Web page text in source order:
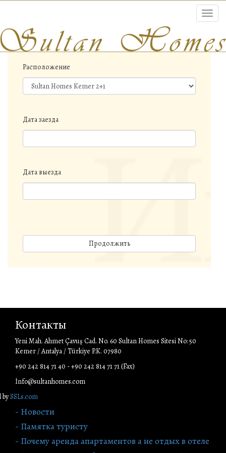
Расположение
Дата заезда
Дата выезда
Продолжить
Контакты
Yeni Mah. Ahmet Çavuş Cad. No. 60 Sultan Homes Sitesi No: 50
Kemer / Antalya / Türkiye P.K. 07980
+90 242 814 71 40 - +90 242 814 71 71 (Fax)
İnfo@sultanhomes.com
bySSLs.com
- Новости
- Памятка туристу
- Почему аренда апартаментов а не отдых в отеле